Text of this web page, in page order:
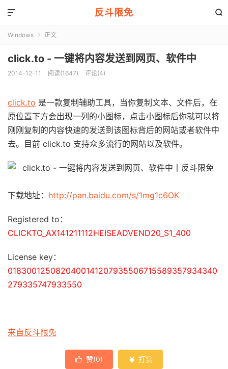
反斗限免 

Windows  正文
click.to - 一键将内容发送到网页、软件中
2014-12-11 阅读(1647) 评论(4)
click.to 是一款复制辅助工具，当你复制文本、文件后，在
原位置下方会出现一列的小图标，点击小图标后你就可以将
刚刚复制的内容快速的发送到该图标背后的网站或者软件中
去。目前 click.to 支持众多流行的网站以及软件。
下载地址： http://pan.baidu.com/s/1mg1c6OK
Registered to：
CLICKTO_AX141211112HEISEADVEND20_S1_400
License key：
0183001250820400141207935506715589357934340
279335747933550
来自反斗限免
 赞(0)  打赏